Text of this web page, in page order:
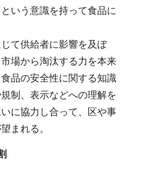
いう意識を持って食品に
て供給者に影響を及ぼ
場から淘汰する力を本来
品の安全性に関する知識
制、表示などへの理解を
に協力し合って、区や事
まれる。